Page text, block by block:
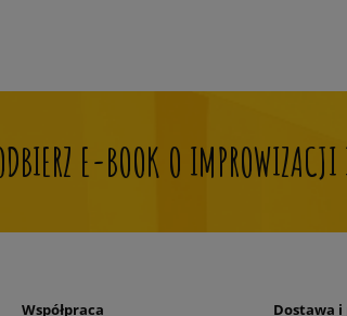
E-BOOK O
Współpraca Dostawa i